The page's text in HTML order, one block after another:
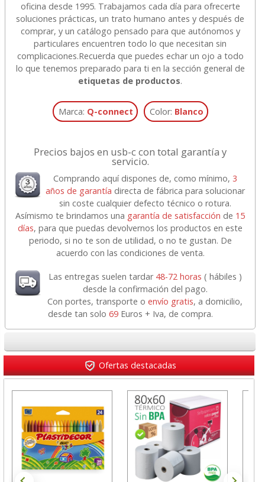
oficina desde 1995. Trabajamos cada día para ofrecerte
soluciones prácticas, un trato humano antes y después de
comprar, y un catálogo pensado para que autónomos y
particulares encuentren todo lo que necesitan sin
complicaciones.Recuerda que puedes echar un ojo a todo
lo que tenemos preparado para ti en la sección general de
etiquetas de productos.
Marca: Q-connect Color: Blanco
Precios bajos en usb-c con total garantía y
servicio.
Comprando aquí dispones de, como mínimo, 3
años de garantía directa de fábrica para solucionar
sin coste cualquier defecto técnico o rotura.
Asímismo te brindamos una garantía de satisfacción de 15
días, para que puedas devolvernos los productos en este
periodo, si no te son de utilidad, o no te gustan. De
acuerdo con las condiciones de venta.
Las entregas suelen tardar 48-72 horas ( hábiles )
desde la confirmación del pago.
Con portes, transporte oenvío gratis, a domicilio,
desde tan solo 69Euros + Iva, de compra.
Ofertas destacadas